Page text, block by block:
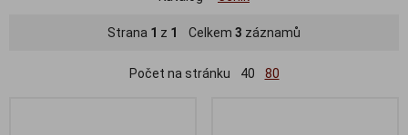
Strana 1 z 1 Celkem 3 záznamů
Počet na stránku 40 80